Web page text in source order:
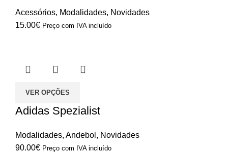
Acessórios, Modalidades, Novidades
15.00€ Preço com IVA incluído
VER OPÇÕES
Adidas Spezialist
Modalidades, Andebol , Novidades
90.00€ Preço com IVA incluído